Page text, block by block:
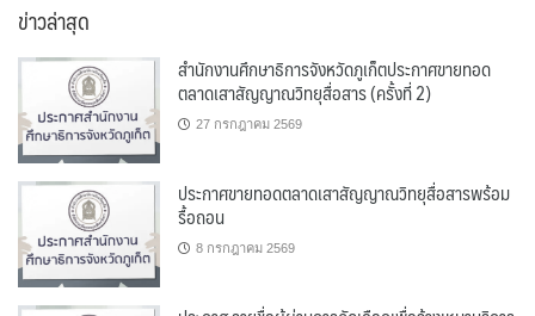
ข่าวล่าสุด
สำนักงานศึกษาธิการจังหวัดภูเก็ตประกาศขายทอด
ตลาดเสาสัญญาณวิทยุสื่อสาร (ครั้งที่ 2)
27 กรกฎาคม 2569
ประกาศขายทอดตลาดเสาสัญญาณวิทยุสื่อสารพร้อม
รื้อถอน
8 กรกฎาคม 2569